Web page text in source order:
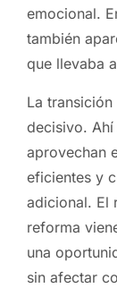
emocional.
también
que llevaba
La
decisivo. Ahí
aprovechan
eficientes y
adicional. El
reforma
una
sin afectar